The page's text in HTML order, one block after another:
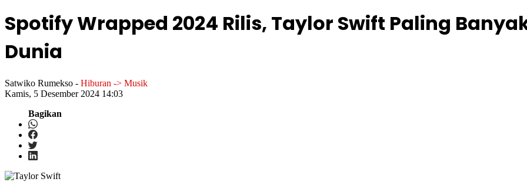
Spotify Wrapped 2024 Rilis, Taylor Swift Paling
Dunia
Satwiko Rumekso - Hiburan -> Musik
Kamis, 5 Desember 2024 14:03
Bagikan